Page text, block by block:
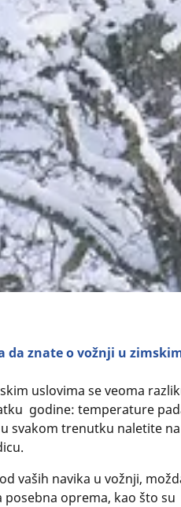
da znate o vožnji u
uslovima se veoma
godine: temperature
svakom trenutku naletite
vaših navika u vožnji,
oprema, kao što su